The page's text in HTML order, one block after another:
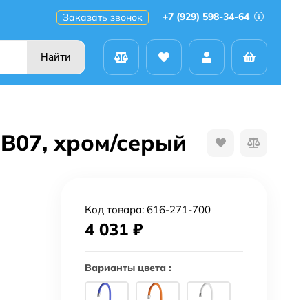
Заказать звонок +7 (929) 598-34-64
Найти
хром/серый
Код товара: 616-271-700
4 031 ₽
Варианты цвета :